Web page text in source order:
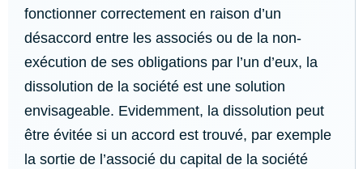
fonctionner correctement en raison d’un
désaccord entre les associés ou de la non-
exécution de ses obligations par l’un d’eux, la
dissolution de la société est une solution
envisageable. Evidemment, la dissolution peut
être évitée si un accord est trouvé, par exemple
la sortie de l’associé du capital de la société